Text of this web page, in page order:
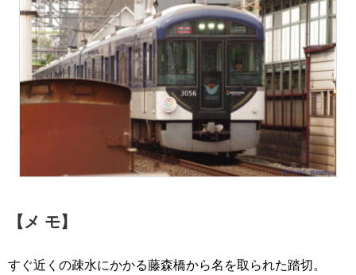
【メ モ】
すぐ近くの疎水にかかる藤森橋から名を取られた踏切。